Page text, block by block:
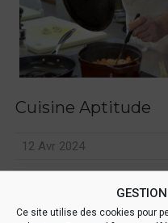
Ce site utilise des cookies pour
Cuisine Aptitude
12 Avr 2024
Préparez-vous pour une